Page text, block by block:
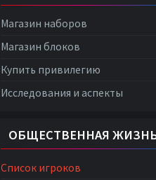
Магазин наборов
Магазин блоков
Купить привилегию
Исследования и аспекты
ОБЩЕСТВЕННАЯ
Список игроков